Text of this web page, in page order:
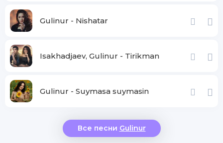
Gulinur - Nishatar
Isakhadjaev, Gulinur - Tirikman
Gulinur - Suymasa suymasin
Все песни Gulinur